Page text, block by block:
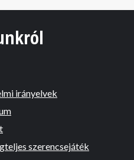
irányelvek
szerencsejáték